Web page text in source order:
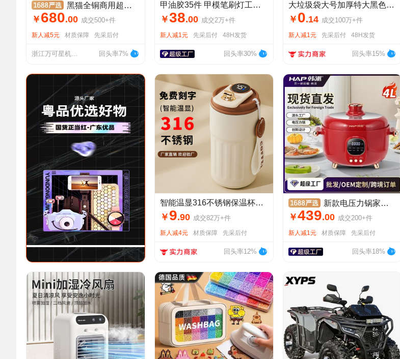
黑猫全铜商用超高压清洗机自动家用洗车机养殖场大功率洗车店水泵
￥ 680.00 成交500+件
新人减5元 材质保障 先采后付
浙江万可星机电设备有限公司 回头率7%
甲油胶35件 甲模笔刷灯工具打磨机打磨批发美甲工具全套一整套
￥38.00 成交2万+件
新人减1元 先采后付 48H发货
回头率30%
大垃圾袋大号加厚特大黑色酒店物业厨房超大塑料袋一次性商用批发
￥ 0.14 成交100万+件
新人减1元 先采后付 48H发货
回头率15%
智能温显316不锈钢保温杯男女高颜值保冷咖啡便携水杯子礼品定制
￥ 9.90 成交82万+件
新人减4元 材质保障 先采后付
回头率12%
新款电压力锅家用三格胆一锅六出高压锅多功能电火锅智能现货
￥439.00 成交200+件
新人减1元 材质保障 先采后付
回头率18%